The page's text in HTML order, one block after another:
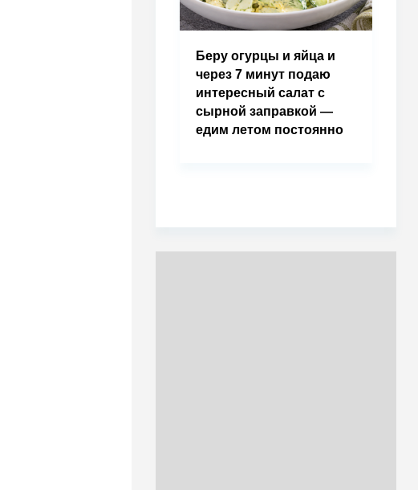
Беру огурцы и яйца и
через 7 минут подаю
интересный салат с
сырной заправкой —
едим летом постоянно